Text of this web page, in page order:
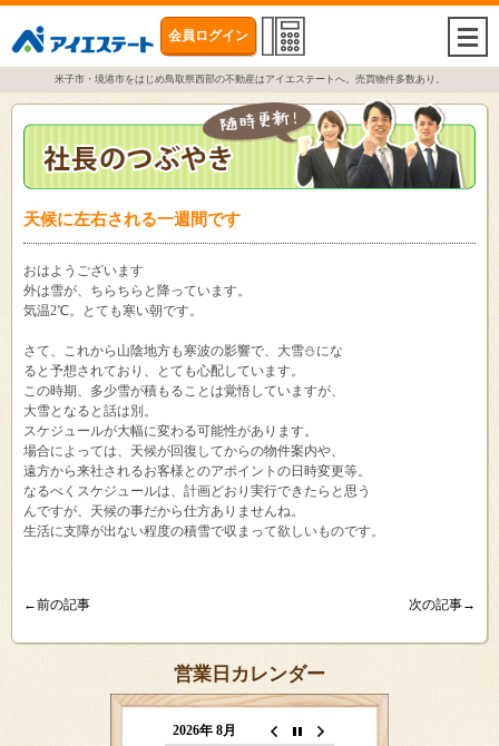
会員ログイン
米子市・境港市をはじめ鳥取県西部の不動産はアイエステートへ。売買物件多数あり。
天候に左右される一週間です
おはようございます
外は雪が、ちらちらと降っています。
気温2℃。とても寒い朝です。
さて、これから山陰地方も寒波の影響で、大雪⛄にな
ると予想されており、とても心配しています。
この時期、多少雪が積もることは覚悟していますが、
大雪となると話は別。
スケジュールが大幅に変わる可能性があります。
場合によっては、天候が回復してからの物件案内や、
遠方から来社されるお客様とのアポイントの日時変更等。
なるべくスケジュールは、計画どおり実行できたらと思う
んですが、天候の事だから仕方ありませんね。
生活に支障が出ない程度の積雪で収まって欲しいものです。
←前の記事 次の記事→
営業日カレンダー
2026年 8月